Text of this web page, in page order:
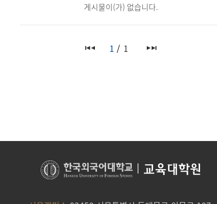
게시물이(가) 없습니다.
1 1
교육대학원